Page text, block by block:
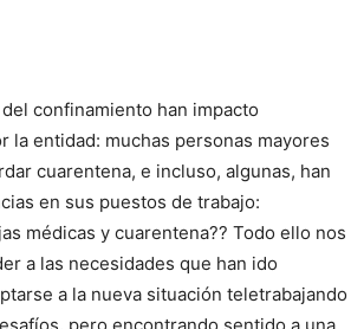
confinamiento han impacto
la entidad: muchas personas mayores
cuarentena, e incluso, algunas, han
en sus puestos de trabajo:
médicas y cuarentena?? Todo ello nos
a las necesidades que han ido
a la nueva situación teletrabajando